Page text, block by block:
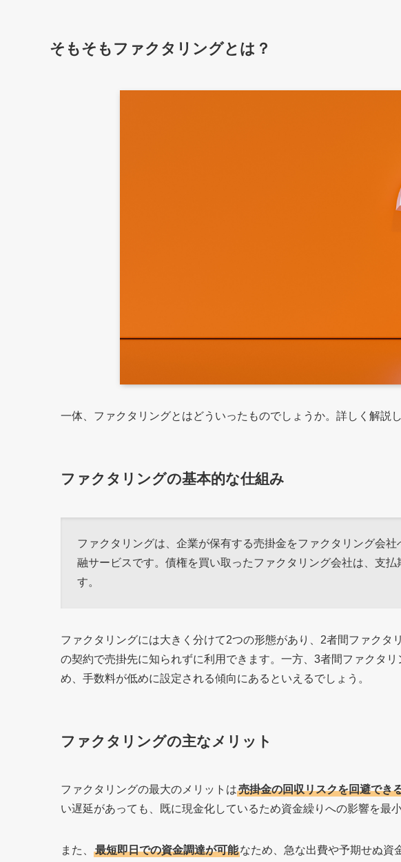
そもそもファクタリングとは？
一体、ファクタリングとはどういったものでしょうか。詳しく解説し
ファクタリングの基本的な仕組み
ファクタリングは、企業が保有する売掛金をファクタリング会
融サービスです。債権を買い取ったファクタリング会社は、支
す。
ファクタリングには大きく分けて2つの形態があり、2者間ファクタ
の契約で売掛先に知られずに利用できます。一方、3者間ファクタ
め、手数料が低めに設定される傾向にあるといえるでしょう。
ファクタリングの主なメリット
ファクタリングの最大のメリットは売掛金の回収リスクを回避でき
い遅延があっても、既に現金化しているため資金繰りへの影響を最
また、 最短即日での資金調達が可能なため、急な出費や予期せぬ資